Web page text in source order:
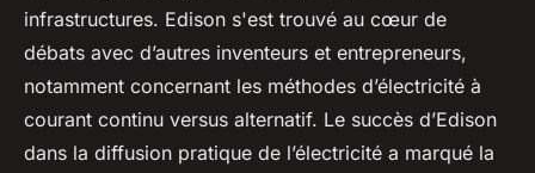
infrastructures. Edison s'est trouvé au cœur de
débats avec d’autres inventeurs et entrepreneurs,
notamment concernant les méthodes d’électricité à
courant continu versus alternatif. Le succès d’Edison
dans la diffusion pratique de l’électricité a marqué la